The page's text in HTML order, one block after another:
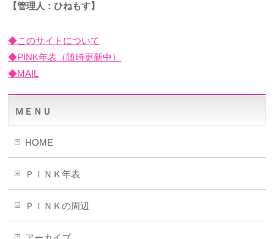
【管理人：ひねもす】
◆このサイトについて
◆PINK年表（随時更新中）
◆MAIL
ＭＥＮＵ
HOME
ＰＩＮＫ年表
ＰＩＮＫの周辺